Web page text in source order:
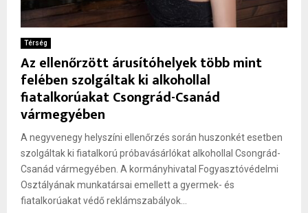
Térség
Az ellenőrzött árusítóhelyek több mint
felében szolgáltak ki alkohollal
fiatalkorúakat Csongrád-Csanád
vármegyében
A negyvenegy helyszíni ellenőrzés során huszonkét esetben
szolgáltak ki fiatalkorú próbavásárlókat alkohollal Csongrád-
Csanád vármegyében. A kormányhivatal Fogyasztóvédelmi
Osztályának munkatársai emellett a gyermek- és
fiatalkorúakat védő reklámszabályok...